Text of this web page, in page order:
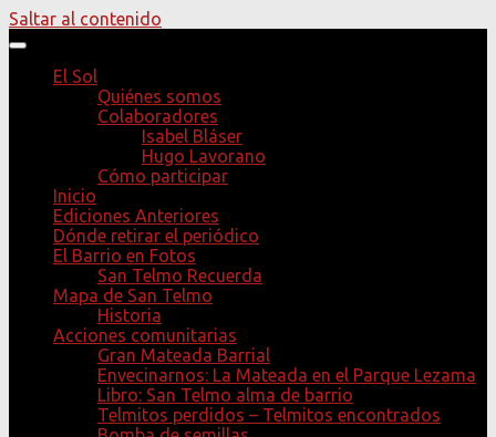
Saltar al contenido
El Sol
Quiénes somos
Colaboradores
Isabel Bláser
Hugo Lavorano
Cómo participar
Inicio
Ediciones Anteriores
Dónde retirar el periódico
El Barrio en Fotos
San Telmo Recuerda
Mapa de San Telmo
Historia
Acciones comunitarias
Gran Mateada Barrial
Envecinarnos: La Mateada en el Parque Lezama
Libro: San Telmo alma de barrio
Telmitos perdidos – Telmitos encontrados